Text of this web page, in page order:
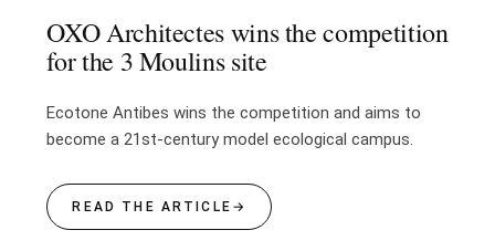
OXO Architectes wins the competition
for the 3 Moulins site
Ecotone Antibes wins the competition and aims to
become a 21st-century model ecological campus.
READ THE ARTICLE →